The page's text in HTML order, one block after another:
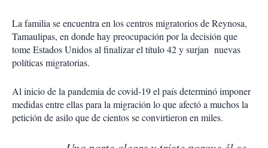
La familia se encuentra en los centros migratorios de Reynosa,
Tamaulipas, en donde hay preocupación por la decisión que
tome Estados Unidos al finalizar el título 42 y surjan nuevas
políticas migratorias.
Al inicio de la pandemia de covid-19 el país determinó imponer
medidas entre ellas para la migración lo que afectó a muchos la
petición de asilo que de cientos se convirtieron en miles.